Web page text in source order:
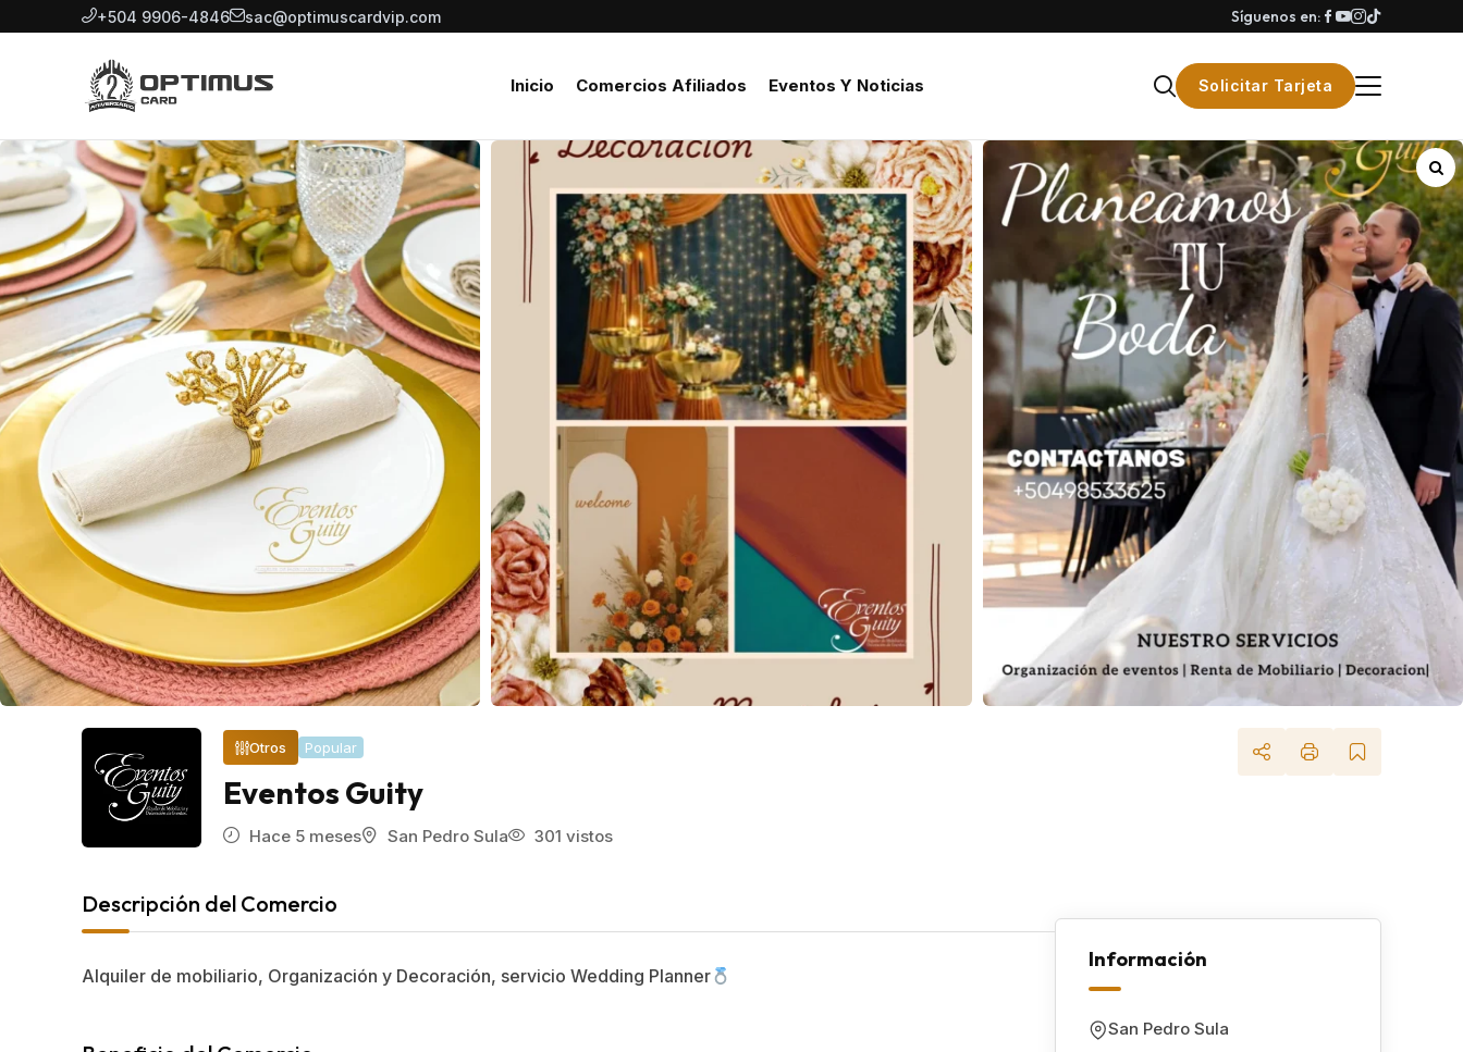
+504 9906-4846 sac@optimuscardvip.com Síguenos en:
Inicio Comercios Afiliados Eventos Y Noticias Solicitar Tarjeta
Otros Popular
Eventos Guity
Hace 5 meses San Pedro Sula 301 vistos
Descripción del Comercio
Alquiler de mobiliario, Organización y Decoración, servicio Wedding Planner
Información
San Pedro Sula